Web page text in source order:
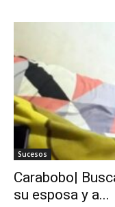
Sucesos
Carabobo|
su esposa y a...